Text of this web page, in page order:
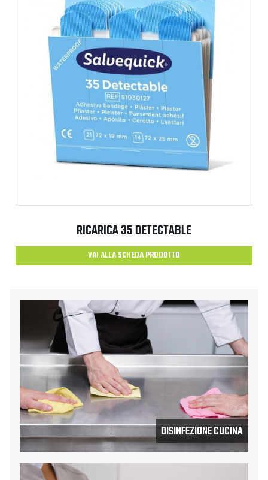
RICARICA 35 DETECTABLE
VAI ALLA SCHEDA PRODOTTO
DISINFEZIONE CUCINA